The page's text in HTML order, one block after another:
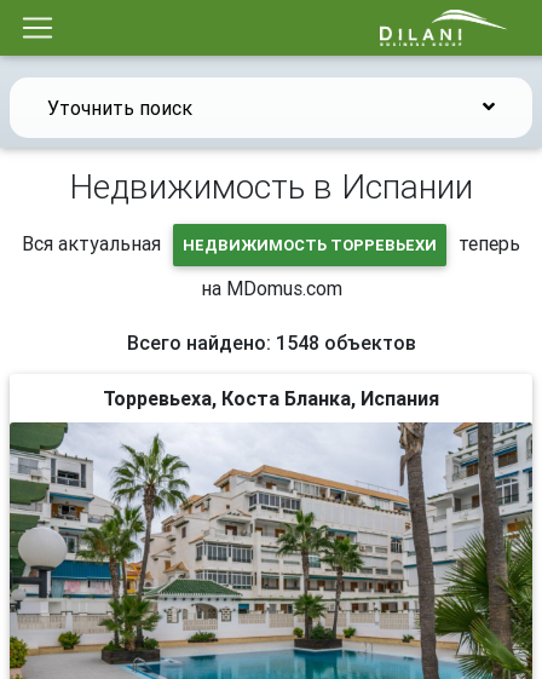
Уточнить поиск
Недвижимость в Испании
Вся актуальная НЕДВИЖИМОСТЬ ТОРРЕВЬЕХИ
теперь
на MDomus.com
Всего найдено: 1548 объектов
Торревьеха, Коста Бланка, Испания